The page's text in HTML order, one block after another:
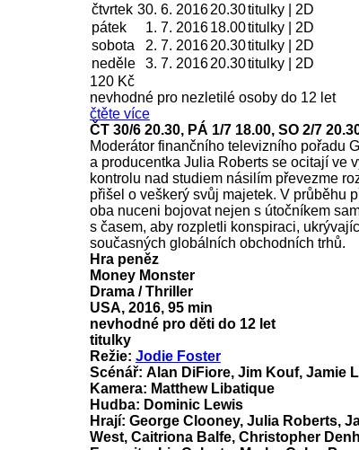
čtvrtek 30. 6. 201620.30titulky | 2D
pátek
1. 7. 201618.00titulky | 2D
sobota
2. 7. 201620.30titulky | 2D
neděle
3. 7. 201620.30titulky | 2D
120 Kč
nevhodné pro nezletilé osoby do 12 let
čtěte více
ČT 30/6 20.30, PÁ 1/7 18.00, SO 2/7
Moderátor finančního televizního pořadu
a producentka Julia Roberts se ocitají ve
kontrolu nad studiem násilím převezme
přišel o veškerý svůj majetek. V průběhu
oba nuceni bojovat nejen s útočníkem
s časem, aby rozpletli konspiraci,
současných globálních obchodních trhů.
Hra peněz
Money Monster
Drama / Thriller
USA, 2016, 95 min
nevhodné pro děti do 12 let
titulky
Režie: Jodie Foster
Scénář: Alan DiFiore, Jim Kouf, Jamie
Kamera: Matthew Libatique
Hudba: Dominic Lewis
Hrají: George Clooney, Julia Roberts,
West, Caitriona Balfe, Christopher